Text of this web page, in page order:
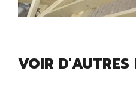
VOIR D'AUTRES